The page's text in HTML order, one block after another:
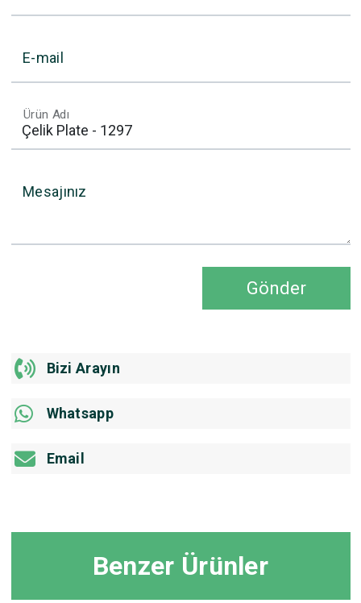
E-mail
Ürün Adı
Mesajınız
Gönder
Bizi Arayın
Whatsapp
Email
Benzer Ürünler